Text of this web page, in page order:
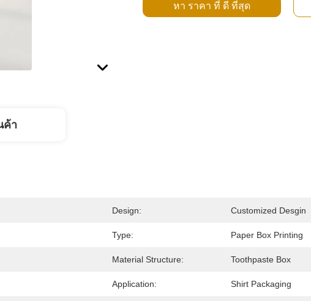
หา ราคา ที่ ดี ที่สุด
ค้า
Design: Customized Desgin
Type: Paper Box Printing
Material Structure: Toothpaste Box
Application: Shirt Packaging